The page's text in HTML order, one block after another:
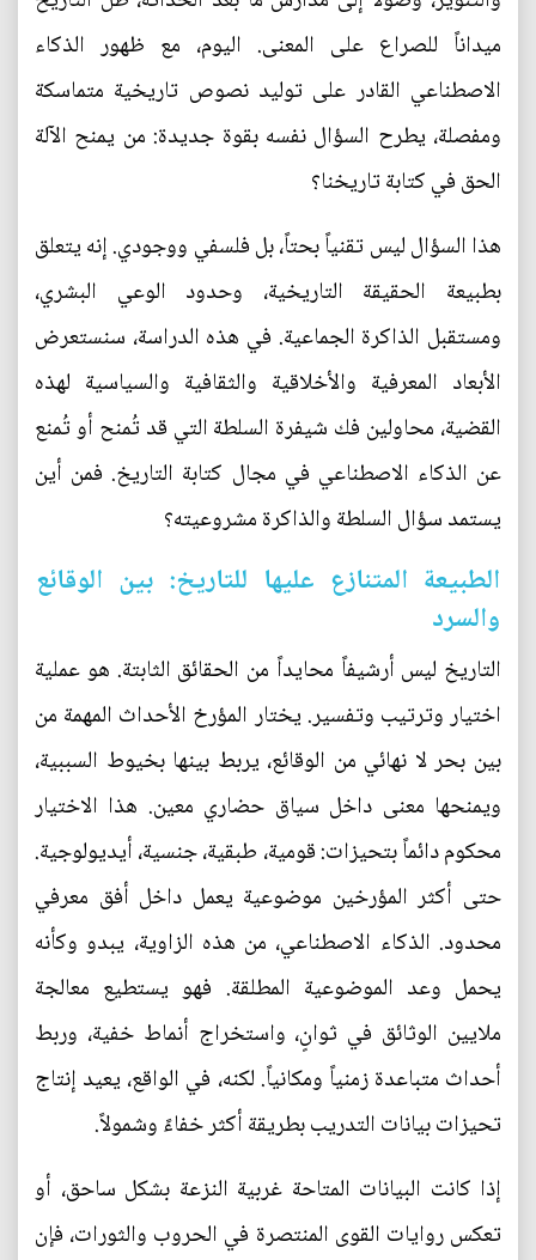
ميداناً للصراع على المعنى. اليوم، مع ظهور الذكاء
الاصطناعي القادر على توليد نصوص تاريخية متماسكة
ومفصلة، يطرح السؤال نفسه بقوة جديدة: من يمنح الآلة
الحق في كتابة تاريخنا؟
هذا السؤال ليس تقنياً بحتاً، بل فلسفي ووجودي. إنه يتعلق
بطبيعة الحقيقة التاريخية، وحدود الوعي البشري،
ومستقبل الذاكرة الجماعية. في هذه الدراسة، سنستعرض
الأبعاد المعرفية والأخلاقية والثقافية والسياسية لهذه
القضية، محاولين فك شيفرة السلطة التي قد تُمنح أو تُمنع
عن الذكاء الاصطناعي في مجال كتابة التاريخ. فمن أين
يستمد سؤال السلطة والذاكرة مشروعيته؟
الطبيعة المتنازع عليها للتاريخ: بين الوقائع
والسرد
التاريخ ليس أرشيفاً محايداً من الحقائق الثابتة. هو عملية
اختيار وترتيب وتفسير. يختار المؤرخ الأحداث المهمة من
بين بحر لا نهائي من الوقائع، يربط بينها بخيوط السببية،
ويمنحها معنى داخل سياق حضاري معين. هذا الاختيار
محكوم دائماً بتحيزات: قومية، طبقية، جنسية، أيديولوجية.
حتى أكثر المؤرخين موضوعية يعمل داخل أفق معرفي
محدود. الذكاء الاصطناعي، من هذه الزاوية، يبدو وكأنه
يحمل وعد الموضوعية المطلقة. فهو يستطيع معالجة
ملايين الوثائق في ثوانٍ، واستخراج أنماط خفية، وربط
أحداث متباعدة زمنياً ومكانياً. لكنه، في الواقع، يعيد إنتاج
تحيزات بيانات التدريب بطريقة أكثر خفاءً وشمولاً.
إذا كانت البيانات المتاحة غربية النزعة بشكل ساحق، أو
تعكس روايات القوى المنتصرة في الحروب والثورات، فإن